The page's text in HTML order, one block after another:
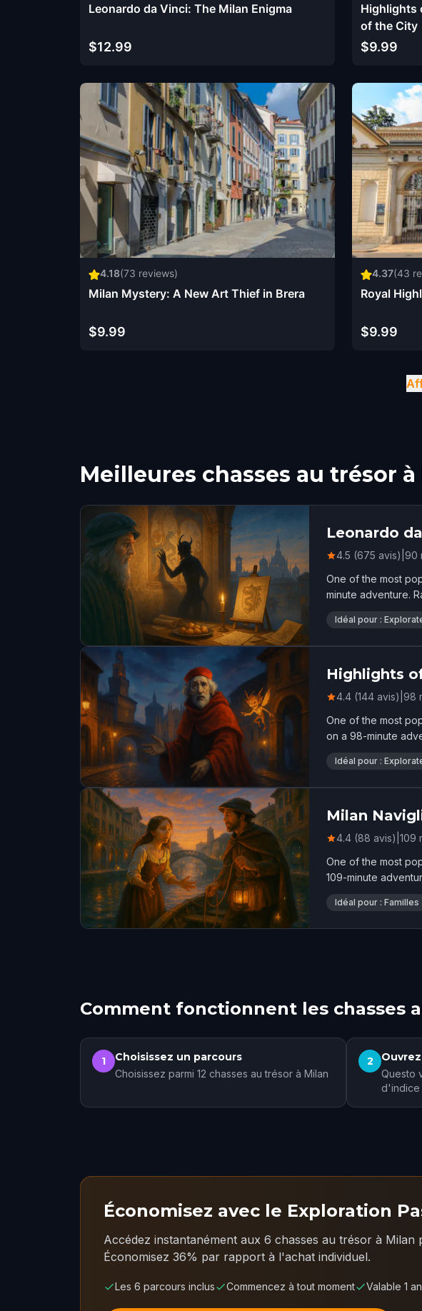
Leonardo da Vinci: The Milan Enigma
$12.99
Highlights
of the City
$9.99
4.18(73 reviews)
Milan Mystery: A New Art Thief in Brera
$9.99
4.37(43
Royal
$9.99
Meilleures chasses au trésor à
Leonardo
4.5 (675 avis) 90
One of the most
minute adventure.
Idéal pour :
Highlights
4.4 (144 avis) 98
One of the most
on a 98-minute
Idéal pour :
Milan
4.4 (88 avis) 109
One of the most
109-minute
Idéal pour : Familles
Comment fonctionnent les chasses
1 Choisissez un parcours
Choisissez parmi 12 chasses au trésor à Milan
2
Questo
d'indice
Économisez avec le Exploration
Accédez instantanément aux 6 chasses au trésor à Milan
Économisez 36% par rapport à l'achat individuel.
Les 6 parcours inclus Commencez à tout moment Valable 1 an